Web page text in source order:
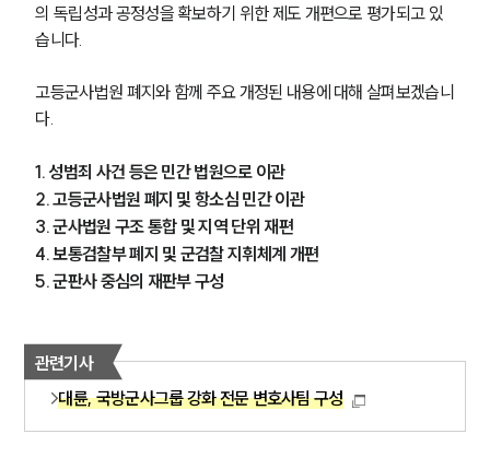
의 독립성과 공정성을 확보하기 위한 제도 개편으로 평가되고 있
습니다.
고등군사법원 폐지와 함께 주요 개정된 내용에 대해 살펴보겠습니
다.
1. 성범죄 사건 등은 민간 법원으로 이관
2. 고등군사법원 폐지 및 항소심 민간 이관
3. 군사법원 구조 통합 및 지역 단위 재편
4. 보통검찰부 폐지 및 군검찰 지휘체계 개편
5. 군판사 중심의 재판부 구성
관련기사
대륜, 국방군사그룹 강화 전문 변호사팀 구성